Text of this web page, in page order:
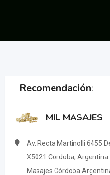
Recomendación:
MIL MASAJES
Av. Recta Martinolli 6455
X5021 Córdoba, Argentina
Masajes Córdoba